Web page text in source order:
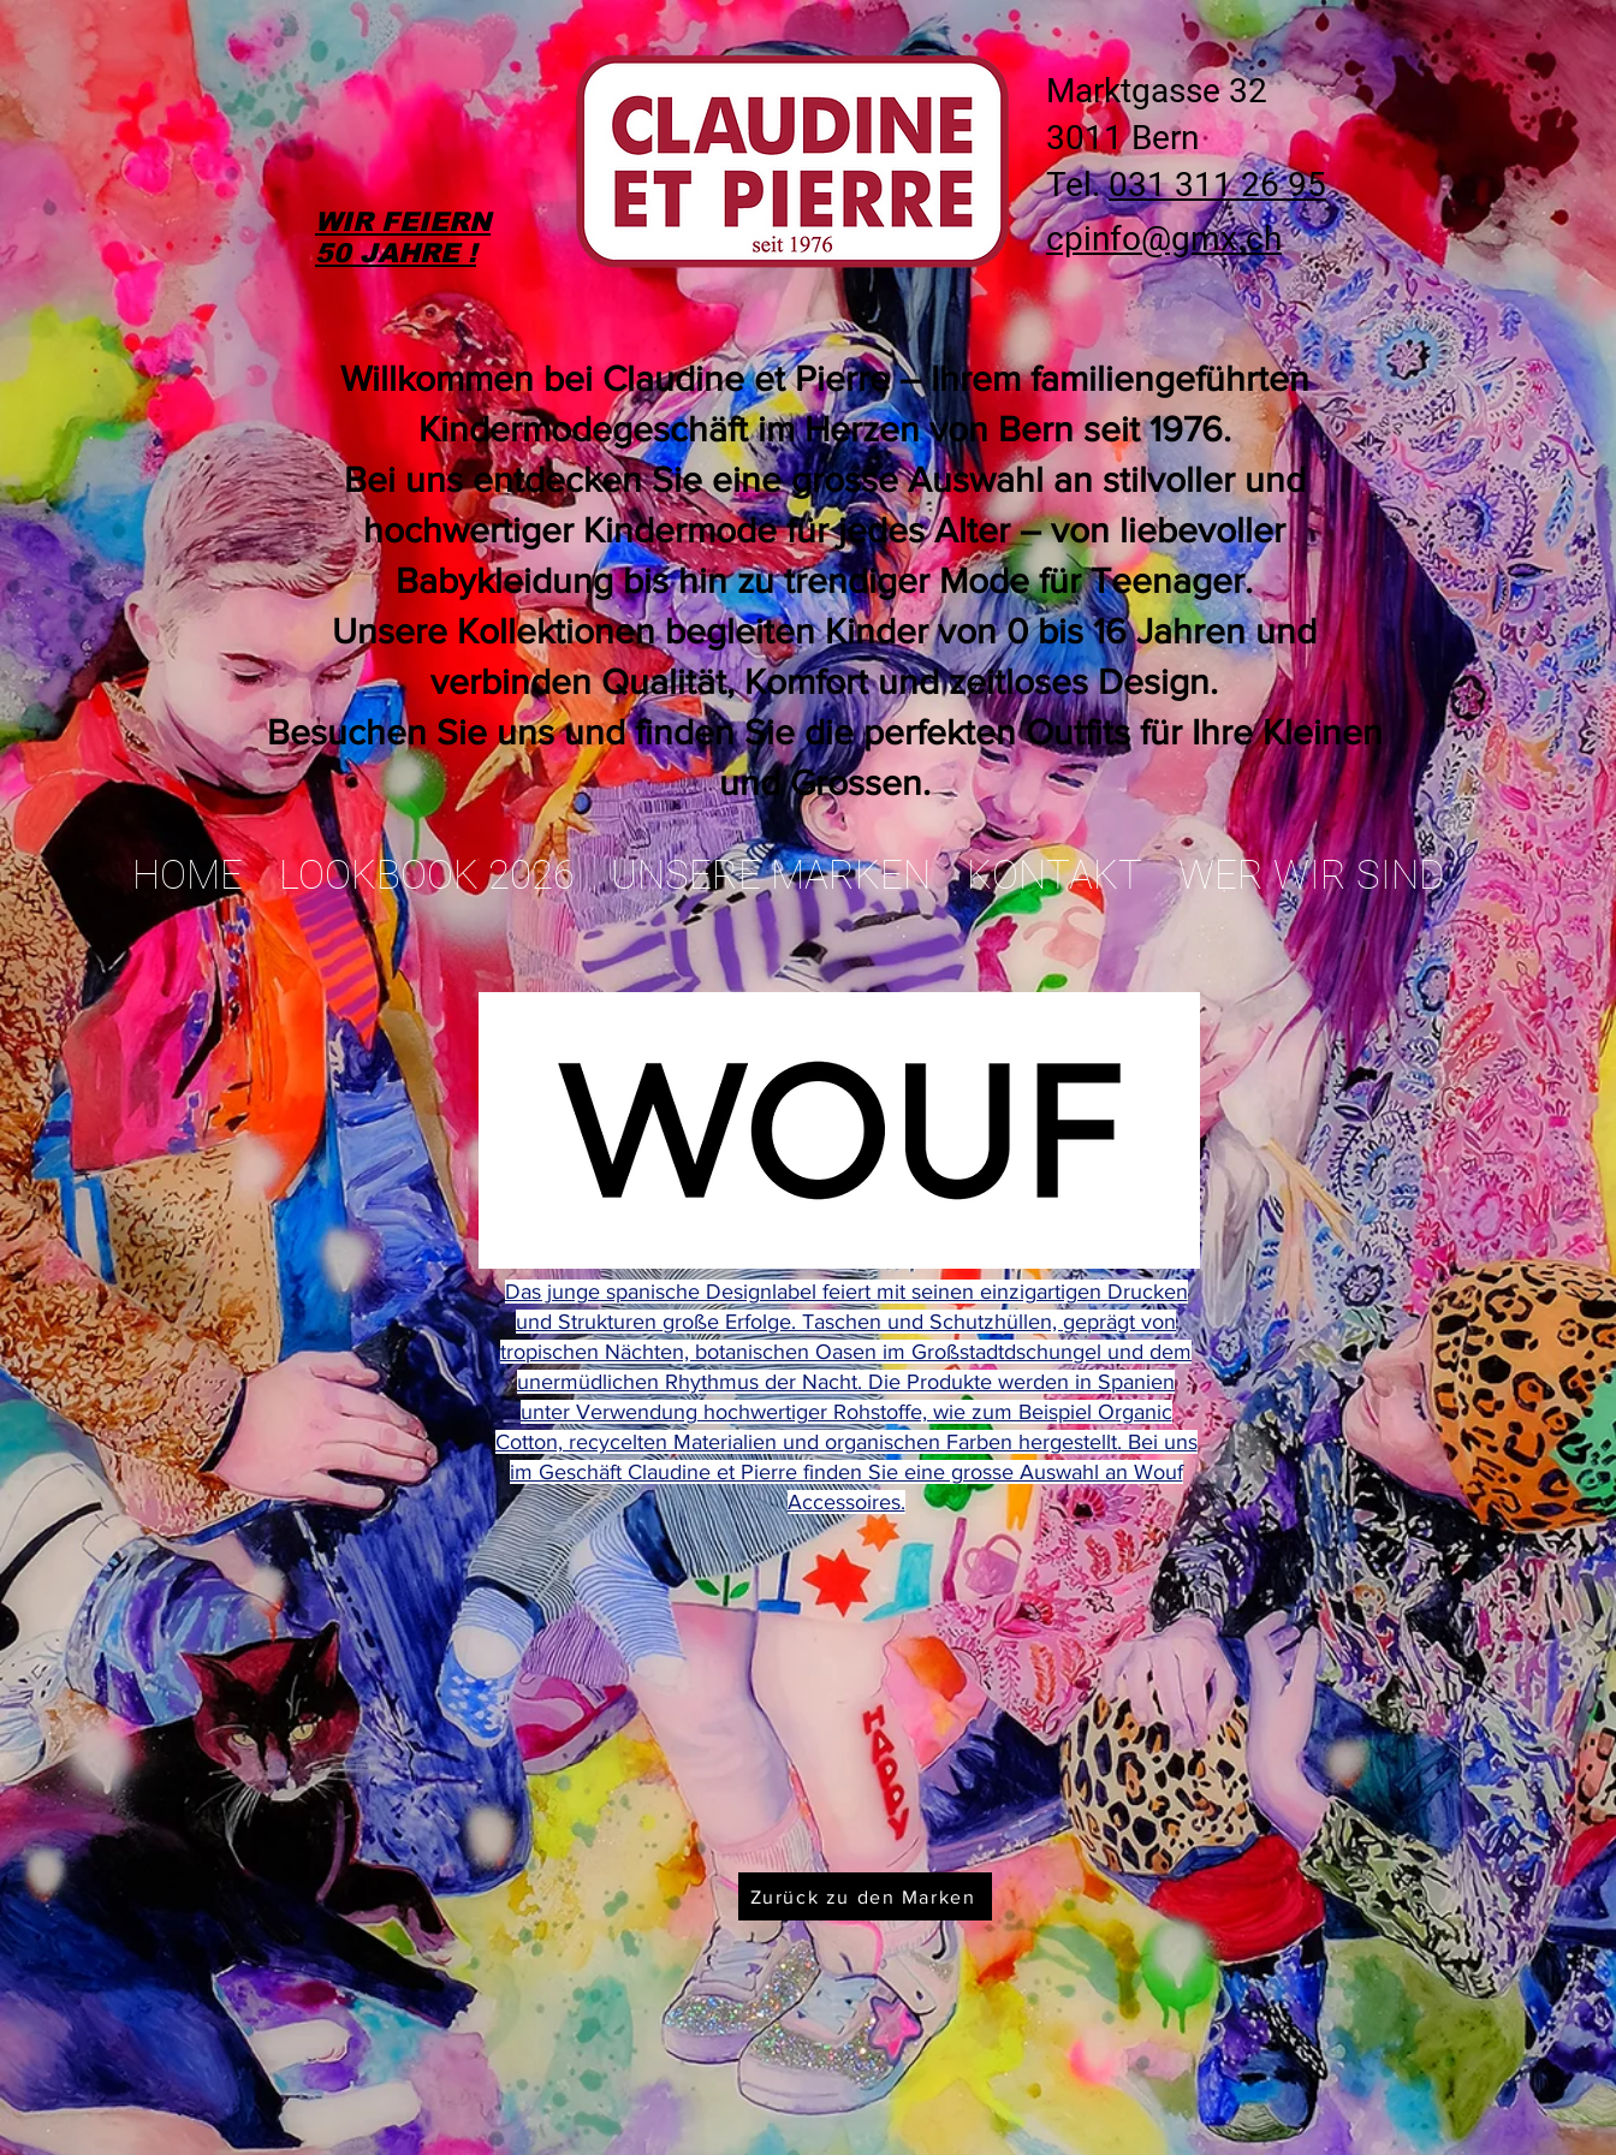
Marktgasse 32
3011 Bern
Tel.031 311 26 95
cpinfo@gmx.ch
WIR FEIERN
50 JAHRE !
Willkommen bei Claudine et Pierre – Ihrem familiengeführten
Kindermodegeschäft im Herzen von Bern seit 1976.
Bei uns entdecken Sie eine grosse Auswahl an stilvoller und
hochwertiger Kindermode für jedes Alter – von liebevoller
Babykleidung bis hin zu trendiger Mode für Teenager.
Unsere Kollektionen begleiten Kinder von 0 bis 16 Jahren und
verbinden Qualität, Komfort und zeitloses Design.
Besuchen Sie uns und finden Sie die perfekten Outfits für Ihre Kleinen
und Grossen.
HOME LOOKBOOK 2026 UNSERE MARKEN KONTAKT WER WIR SIND
Das junge spanische Designlabel feiert mit seinen einzigartigen Drucken
und Strukturen große Erfolge. Taschen und Schutzhüllen, geprägt von
tropischen Nächten, botanischen Oasen im Großstadtdschungel und dem
unermüdlichen Rhythmus der Nacht. Die Produkte werden in Spanien
unter Verwendung hochwertiger Rohstoffe, wie zum Beispiel Organic
Cotton, recycelten Materialien und organischen Farben hergestellt. Bei uns
im Geschäft Claudine et Pierre finden Sie eine grosse Auswahl an Wouf
Accessoires.
Zurück zu den Marken